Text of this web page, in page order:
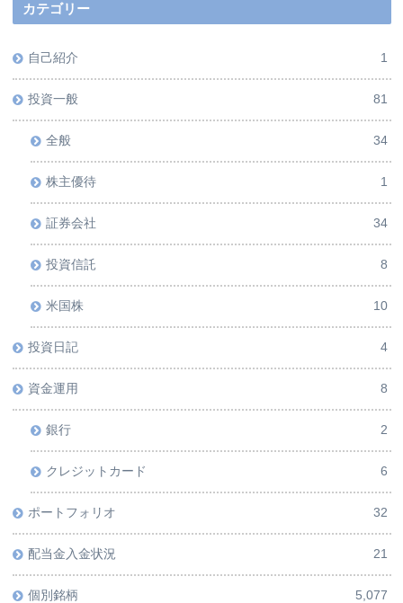
カテゴリー
自己紹介 1
投資一般 81
全般 34
株主優待 1
証券会社 34
投資信託 8
米国株 10
投資日記 4
資金運用 8
銀行 2
クレジットカード 6
ポートフォリオ 32
配当金入金状況 21
個別銘柄 5,077